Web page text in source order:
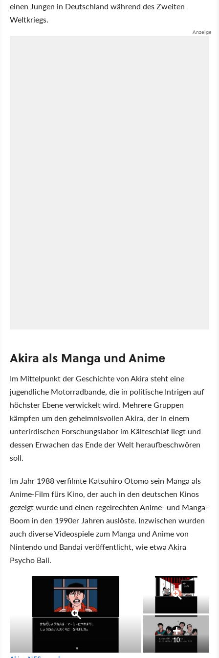
einen Jungen in Deutschland während des Zweiten
Weltkriegs.
Akira als Manga und Anime
Im Mittelpunkt der Geschichte von Akira steht eine
jugendliche Motorradbande, die in politische Intrigen auf
höchster Ebene verwickelt wird. Mehrere Gruppen
kämpfen um den geheimnisvollen Akira, der in einem
unterirdischen Forschungslabor im Kälteschlaf liegt und
dessen Erwachen das Ende der Welt heraufbeschwören
soll.
Im Jahr 1988 verfilmte Katsuhiro Otomo sein Manga als
Anime-Film fürs Kino, der auch in den deutschen Kinos
gezeigt wurde und einen regelrechten Anime- und Manga-
Boom in den 1990er Jahren auslöste. Inzwischen wurden
auch diverse Videospiele zum Manga und Anime von
Nintendo und Bandai veröffentlicht, wie etwa Akira
Psycho Ball.
10